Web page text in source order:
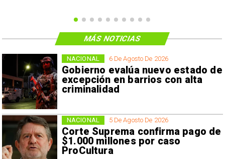
6 De Agosto De 2026
Gobierno evalúa nuevo estado de
excepción en barrios con alta
criminalidad
NACIONAL
5 De Agosto De 2026
Corte Suprema confirma pago de
$1.000 millones por caso
ProCultura
NACIONAL
MÁS NOTICIAS